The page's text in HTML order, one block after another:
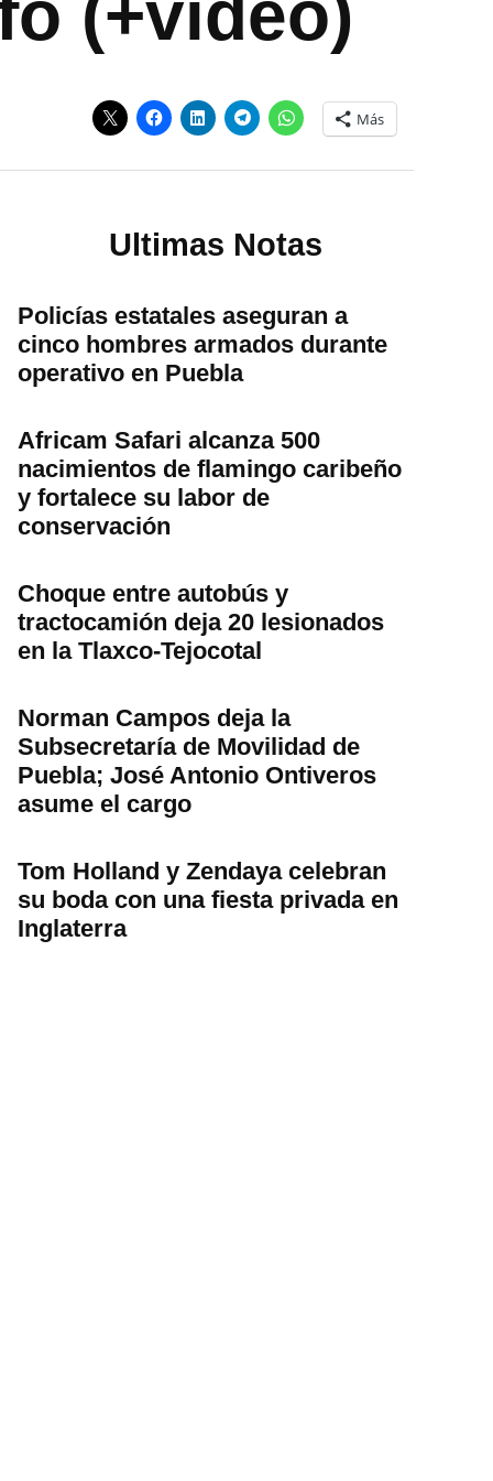
Más
Ultimas Notas
Policías estatales aseguran a
cinco hombres armados durante
operativo en Puebla
Africam Safari alcanza 500
nacimientos de flamingo caribeño
y fortalece su labor de
conservación
Choque entre autobús y
tractocamión deja 20 lesionados
en la Tlaxco-Tejocotal
Norman Campos deja la
Subsecretaría de Movilidad de
Puebla; José Antonio Ontiveros
asume el cargo
Tom Holland y Zendaya celebran
su boda con una fiesta privada en
Inglaterra